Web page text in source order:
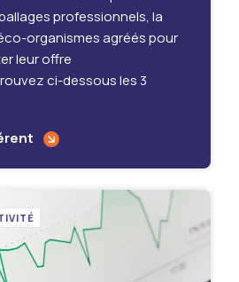
professionnels, la
organismes agréés pour
leur offre
ci-dessous les 3